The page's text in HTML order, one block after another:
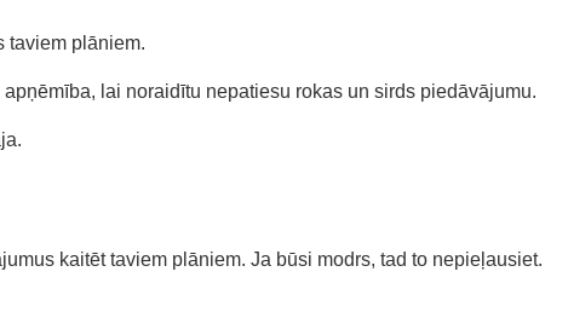
taviem plāniem.
lai noraidītu nepatiesu rokas un sirds piedāvājumu.
kaitēt taviem plāniem. Ja būsi modrs, tad to nepieļausiet.